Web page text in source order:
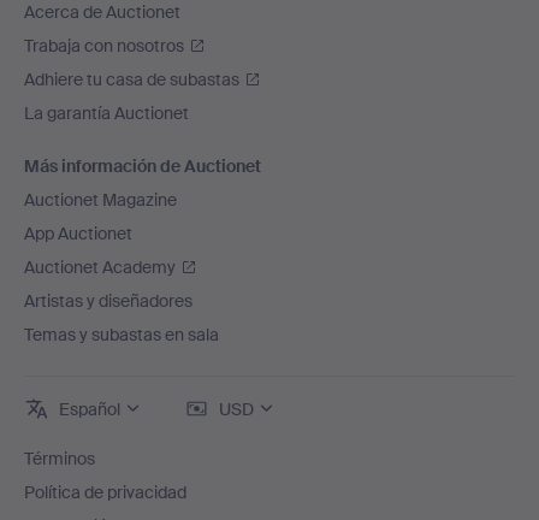
Acerca de Auctionet
Trabaja con nosotros
Adhiere tu casa de subastas
La garantía Auctionet
Más información de Auctionet
Auctionet Magazine
App Auctionet
Auctionet Academy
Artistas y diseñadores
Temas y subastas en sala
Español USD
Términos
Política de privacidad